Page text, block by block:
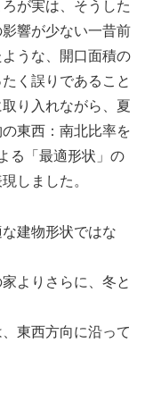
が実は、そうした
響が少ない一昔前
うな、開口面積の
く誤りであること
り入れながら、夏
東西：南北比率を
る「最適形状」の
しました。
建物形状ではな
よりさらに、冬と
東西方向に沿って